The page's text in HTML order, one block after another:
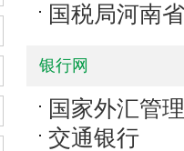
国税局河南
银行网
国家外汇管
交通银行